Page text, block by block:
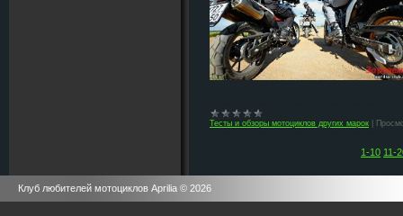
Тесты и обзоры мотоциклов других марок
1-10 11-
Клуб любителей мотоциклов Aprilia © 2026